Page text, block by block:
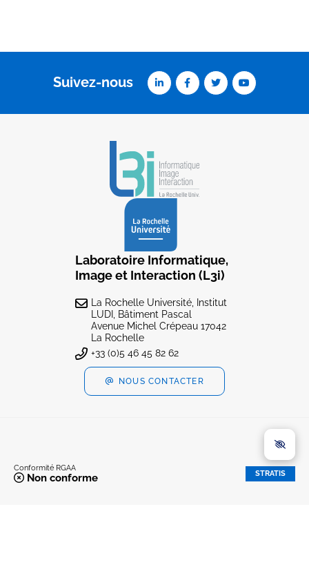
Suivez-nous
Laboratoire Informatique,
Image et Interaction (L3i)
La Rochelle Université, Institut
LUDI, Bâtiment Pascal
Avenue Michel Crépeau 17042
La Rochelle
+33 (0)5 46 45 82 62
NOUS CONTACTER
Conformité RGAA
Non conforme STRATIS